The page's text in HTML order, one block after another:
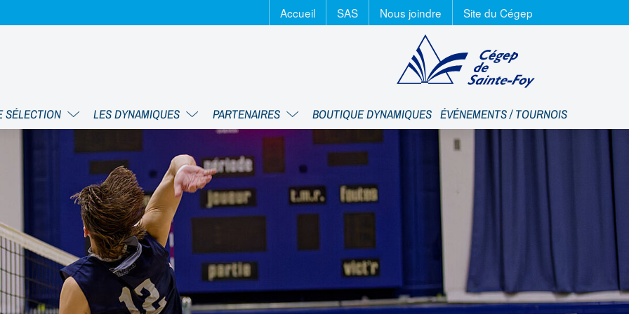
Accueil SAS Nous joindre Site du Cégep
SÉLECTION LES DYNAMIQUES PARTENAIRES BOUTIQUE DYNAMIQUES ÉVÉNEMENTS / TOURNOIS